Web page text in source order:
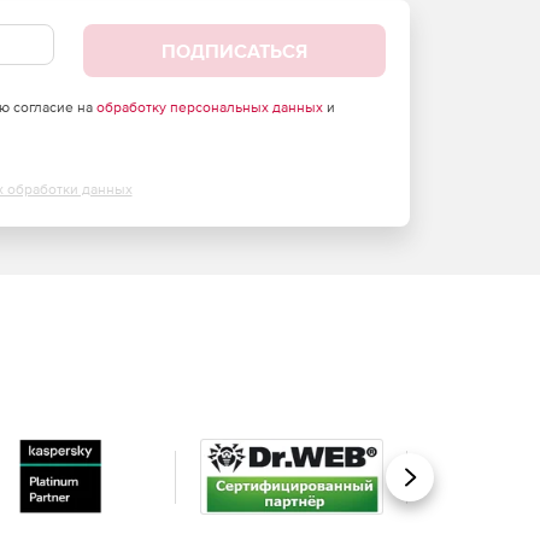
ПОДПИСАТЬСЯ
согласие на обработку персональных данныхи
обработки данных
Вперед